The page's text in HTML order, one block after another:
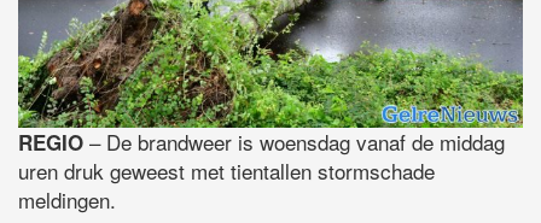
REGIO – De brandweer is woensdag vanaf de middag
uren druk geweest met tientallen stormschade
meldingen.